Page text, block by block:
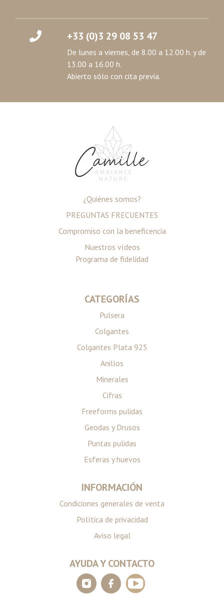
+33 (0)3 29 08 53 47
De lunes a viernes, de 8.00 a 12.00 h. y de
13.00 a 16.00 h.
Abierto sólo con cita previa.
¿Quiénes somos?
PREGUNTAS FRECUENTES
Compromiso con la beneficencia
Nuestros vídeos
Programa de fidelidad
CATEGORÍAS
Pulsera
Colgantes
Colgantes Plata 925
Anillos
Minerales
Cifras
Freeforms pulidas
Geodas y Drusos
Puntas pulidas
Esferas y huevos
INFORMACIÓN
Condiciones generales de venta
Política de privacidad
Aviso legal
AYUDA Y CONTACTO